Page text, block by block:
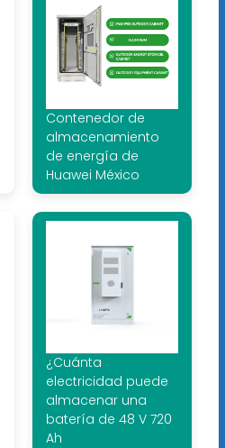
Contenedor de
almacenamiento
de energía de
Huawei México
¿Cuánta
electricidad puede
almacenar una
batería de 48 V 720
Ah